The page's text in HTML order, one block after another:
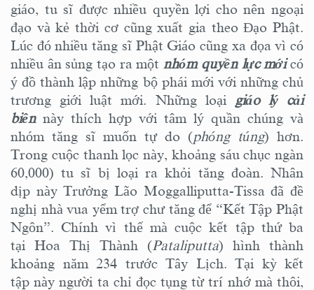
giáo, tu sĩ được nhiều quyền lợi cho nên ngoại
đạo và kẻ thời cơ cũng xuất gia theo Đạo Phật.
Lúc đó nhiều tăng sĩ Phật Giáo cũng xa đọa vì có
nhiều ân sủng tạo ra một nhóm quyền lực mớicó
ý đồ thành lập những bộ phái mới với những chủ
trương giới luật mới. Những loại giáo lý cải
biênnày thích hợp với tâm lý quần chúng và
nhóm tăng sĩ muốn tự do (phóng túng) hơn.
Trong cuộc thanh lọc này, khoảng sáu chục ngàn
60,000) tu sĩ bị loại ra khỏi tăng đoàn. Nhân
dịp này Trưởng Lão Moggalliputta-Tissa đã đề
nghị nhà vua yểm trợ chư tăng để “Kết Tập Phật
Ngôn”. Chính vì thế mà cuộc kết tập thứ ba
tại Hoa Thị Thành (Pataliputta) hình thành
khoảng năm 234 trước Tây Lịch. Tại kỳ kết
tập này người ta chỉ đọc tụng từ trí nhớ mà thôi,